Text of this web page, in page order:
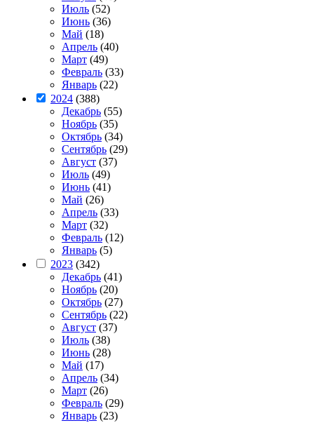
Июль (52)
Июнь (36)
Май (18)
Апрель (40)
Март (49)
Февраль (33)
Январь (22)
2024 (388)
Декабрь (55)
Ноябрь (35)
Октябрь (34)
Сентябрь (29)
Август (37)
Июль (49)
Июнь (41)
Май (26)
Апрель (33)
Март (32)
Февраль (12)
Январь (5)
2023 (342)
Декабрь (41)
Ноябрь (20)
Октябрь (27)
Сентябрь (22)
Август (37)
Июль (38)
Июнь (28)
Май (17)
Апрель (34)
Март (26)
Февраль (29)
Январь (23)